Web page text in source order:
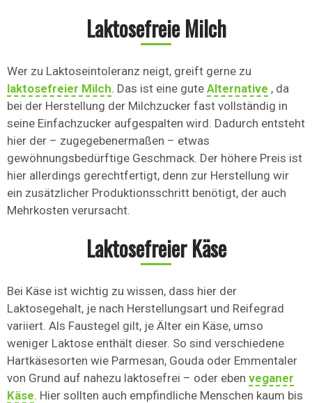
Laktosefreie Milch
Wer zu Laktoseintoleranz neigt, greift gerne zu
laktosefreier Milch. Das ist eine gute Alternative , da
bei der Herstellung der Milchzucker fast vollständig in
seine Einfachzucker aufgespalten wird. Dadurch entsteht
hier der – zugegebenermaßen – etwas
gewöhnungsbedürftige Geschmack. Der höhere Preis ist
hier allerdings gerechtfertigt, denn zur Herstellung wir
ein zusätzlicher Produktionsschritt benötigt, der auch
Mehrkosten verursacht.
Laktosefreier Käse
Bei Käse ist wichtig zu wissen, dass hier der
Laktosegehalt, je nach Herstellungsart und Reifegrad
variiert. Als Faustegel gilt, je Älter ein Käse, umso
weniger Laktose enthält dieser. So sind verschiedene
Hartkäsesorten wie Parmesan, Gouda oder Emmentaler
von Grund auf nahezu laktosefrei – oder eben veganer
Käse. Hier sollten auch empfindliche Menschen kaum bis